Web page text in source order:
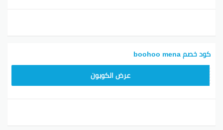
كود خصم boohoo mena
عرض الكوبون